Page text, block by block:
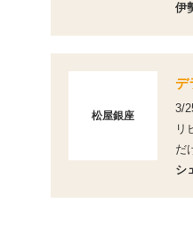
伊
松屋銀座
デ
3/
リ
だ
シ